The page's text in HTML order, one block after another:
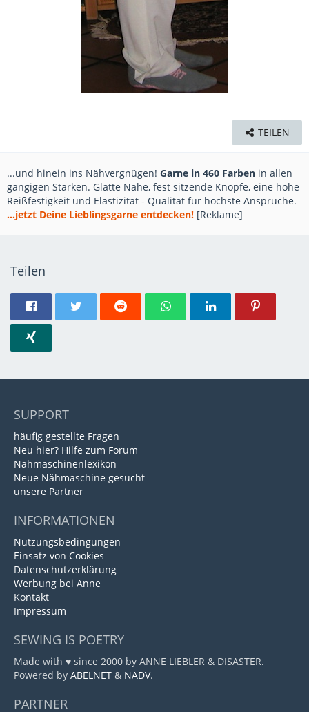
TEILEN
...und hinein ins Nähvergnügen! Garne in 460 Farben in allen
gängigen Stärken. Glatte Nähe, fest sitzende Knöpfe, eine hohe
Reißfestigkeit und Elastizität - Qualität für höchste Ansprüche.
...jetzt Deine Lieblingsgarne entdecken! [Reklame]
Teilen
SUPPORT
häufig gestellte Fragen
Neu hier? Hilfe zum Forum
Nähmaschinenlexikon
Neue Nähmaschine gesucht
unsere Partner
INFORMATIONEN
Nutzungsbedingungen
Einsatz von Cookies
Datenschutzerklärung
Werbung bei Anne
Kontakt
Impressum
SEWING IS POETRY
Made with ♥ since 2000 by ANNE LIEBLER & DISASTER.
Powered by ABELNET & NADV.
PARTNER